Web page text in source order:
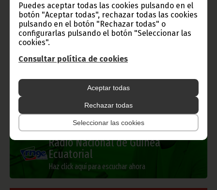
Puedes aceptar todas las cookies pulsando en el
botón "Aceptar todas", rechazar todas las cookies
pulsando en el botón "Rechazar todas" o
configurarlas pulsando el botón "Seleccionar las
cookies".
Consultar política de cookies
Aceptar todas
Rechazar todas
Seleccionar las cookies
Información de Guinea Ecuatorial
Radio Nacional de Guinea
Ecuatorial
Haz click aquí para escuchar ahora